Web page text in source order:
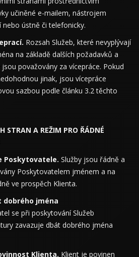
učiněné e-mailem, nástrojem
ústně či telefonicky.
Rozsah Služeb, které nevyplývají
na základě dalších požadavků a
považovány za vícepráce. Pokud
jinak, jsou vícepráce
sazbou podle článku 3.2 těchto
STRAN A REŽIM PRO ŘÁDNÉ
Poskytovatele. Služby jsou řádně a
Poskytovatelem jménem a na
ve prospěch Klienta.
dobrého jména
se při poskytování Služeb
zavazuje dbát dobrého jména
Klienta. Klient je povinen